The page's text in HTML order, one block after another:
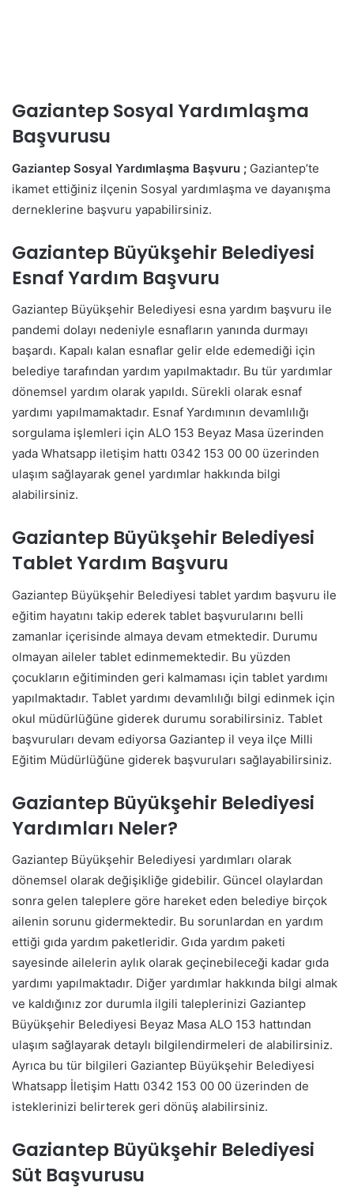
Gaziantep Sosyal Yardımlaşma
Başvurusu
Gaziantep Sosyal Yardımlaşma Başvuru ; Gaziantep’te
ikamet ettiğiniz ilçenin Sosyal yardımlaşma ve dayanışma
derneklerine başvuru yapabilirsiniz.
Gaziantep Büyükşehir Belediyesi
Esnaf Yardım Başvuru
Gaziantep Büyükşehir Belediyesi esna yardım başvuru ile
pandemi dolayı nedeniyle esnafların yanında durmayı
başardı. Kapalı kalan esnaflar gelir elde edemediği için
belediye tarafından yardım yapılmaktadır. Bu tür yardımlar
dönemsel yardım olarak yapıldı. Sürekli olarak esnaf
yardımı yapılmamaktadır. Esnaf Yardımının devamlılığı
sorgulama işlemleri için ALO 153 Beyaz Masa üzerinden
yada Whatsapp iletişim hattı 0342 153 00 00 üzerinden
ulaşım sağlayarak genel yardımlar hakkında bilgi
alabilirsiniz.
Gaziantep Büyükşehir Belediyesi
Tablet Yardım Başvuru
Gaziantep Büyükşehir Belediyesi tablet yardım başvuru ile
eğitim hayatını takip ederek tablet başvurularını belli
zamanlar içerisinde almaya devam etmektedir. Durumu
olmayan aileler tablet edinmemektedir. Bu yüzden
çocukların eğitiminden geri kalmaması için tablet yardımı
yapılmaktadır. Tablet yardımı devamlılığı bilgi edinmek için
okul müdürlüğüne giderek durumu sorabilirsiniz. Tablet
başvuruları devam ediyorsa Gaziantep il veya ilçe Milli
Eğitim Müdürlüğüne giderek başvuruları sağlayabilirsiniz.
Gaziantep Büyükşehir Belediyesi
Yardımları Neler?
Gaziantep Büyükşehir Belediyesi yardımları olarak
dönemsel olarak değişikliğe gidebilir. Güncel olaylardan
sonra gelen taleplere göre hareket eden belediye birçok
ailenin sorunu gidermektedir. Bu sorunlardan en yardım
ettiği gıda yardım paketleridir. Gıda yardım paketi
sayesinde ailelerin aylık olarak geçinebileceği kadar gıda
yardımı yapılmaktadır. Diğer yardımlar hakkında bilgi almak
ve kaldığınız zor durumla ilgili taleplerinizi Gaziantep
Büyükşehir Belediyesi Beyaz Masa ALO 153 hattından
ulaşım sağlayarak detaylı bilgilendirmeleri de alabilirsiniz.
Ayrıca bu tür bilgileri Gaziantep Büyükşehir Belediyesi
Whatsapp İletişim Hattı 0342 153 00 00 üzerinden de
isteklerinizi belirterek geri dönüş alabilirsiniz.
Gaziantep Büyükşehir Belediyesi
Süt Başvurusu